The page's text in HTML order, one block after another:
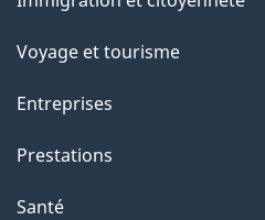
p
a
g
e
sujets
Voyage et tourisme
Entreprises
Prestations
Santé